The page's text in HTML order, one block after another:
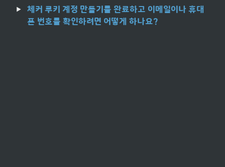
체커 루키 계정 만들기를 완료하고 이메일이나 휴대
폰 번호를 확인하려면 어떻게 하나요?